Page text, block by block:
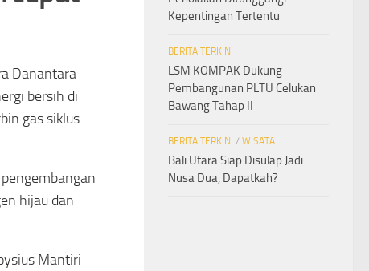
Danantara
bersih di
gas siklus
hijau dan
Mantiri
Kepentingan Tertentu
BERITA TERKINI
LSM KOMPAK Dukung
Pembangunan PLTU Celukan
Bawang Tahap II
BERITA TERKINI / WISATA
Bali Utara Siap Disulap Jadi
Nusa Dua, Dapatkah?